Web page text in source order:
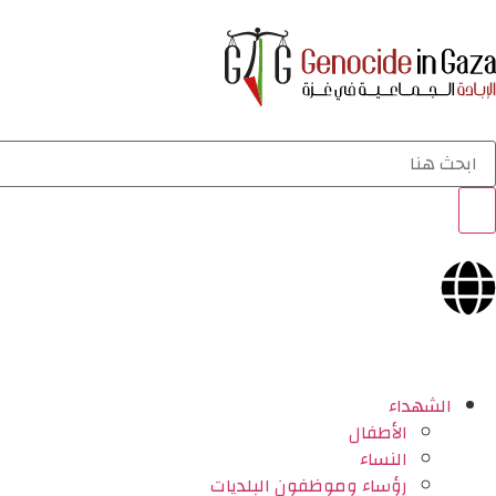
الشهداء
الأطفال
النساء
رؤساء وموظفون البلديات